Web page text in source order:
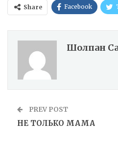
Share Facebook
Шолпан
PREV POST
НЕ ТОЛЬКО МАМА